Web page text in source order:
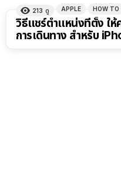
213 ดู APPLE HOW TO
วิธีแชร์ตำแหน่งที่ตั้ง ให้
การเดินทาง สำหรับ